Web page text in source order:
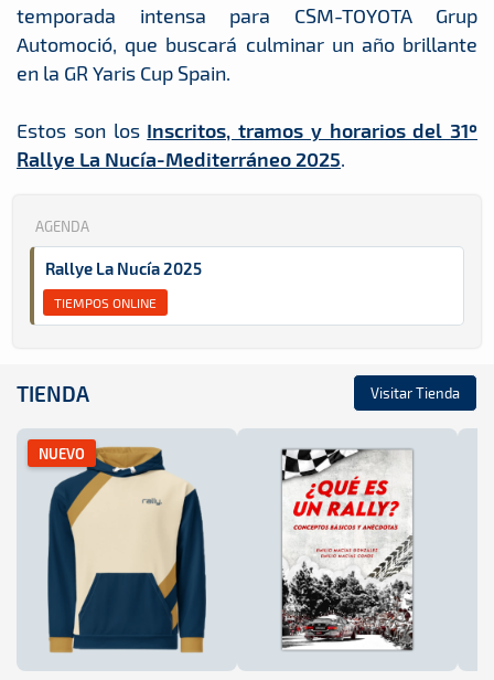
temporada intensa para CSM-TOYOTA Grup
Automoció, que buscará culminar un año brillante
en la GR Yaris Cup Spain.
Estos son los Inscritos, tramos y horarios del 31º
Rallye La Nucía-Mediterráneo 2025.
AGENDA
Rallye La Nucía 2025
TIEMPOS ONLINE
TIENDA Visitar Tienda
NUEVO